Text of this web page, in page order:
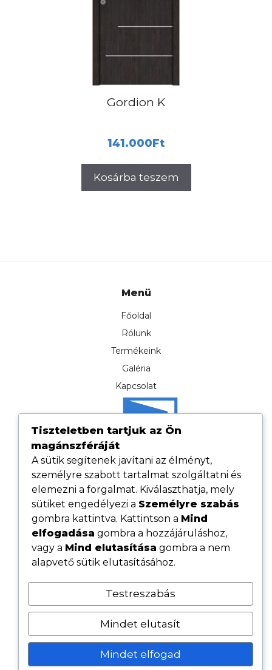
Gordion K
141.000Ft
Kosárba teszem
Menü
Főoldal
Rólunk
Termékeink
Galéria
Kapcsolat
Hasznos linkek
Adatvédelmi tájékoztató
Cookie tájékoztató
Kövess minket közösségi oldalainkon
Tiszteletben tartjuk az Ön
magánszféráját
A sütik segítenek javítani az élményt,
személyre szabott tartalmat szolgáltatni és
elemezni a forgalmat. Kiválaszthatja, mely
sütiket engedélyezi a Személyre szabás
gombra kattintva. Kattintson a Mind
elfogadása gombra a hozzájáruláshoz,
vagy a Mind elutasítása gombra a nem
alapvető sütik elutasításához.
Testreszabás
Mindet elutasít
Mindet elfogad